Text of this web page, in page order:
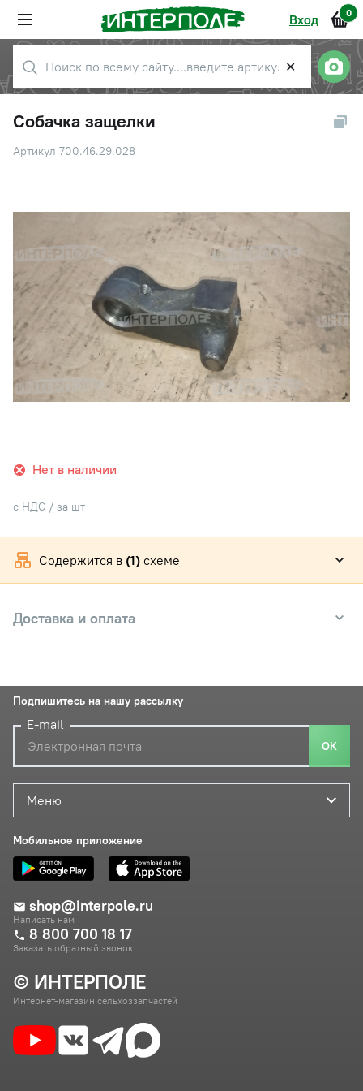
Вход 0
✕
Собачка защелки
Артикул 700.46.29.028
Нет в наличии
с НДС / за шт
Содержится в (1) схеме
Доставка и оплата
© ИНТЕРПОЛЕ
Интернет-магазин сельхоззапчастей
Меню
Мобильное приложение
shop@interpole.ru
Написать нам
8 800 700 18 17
Заказать обратный звонок
Подпишитесь на нашу рассылку
E-mail
ОК